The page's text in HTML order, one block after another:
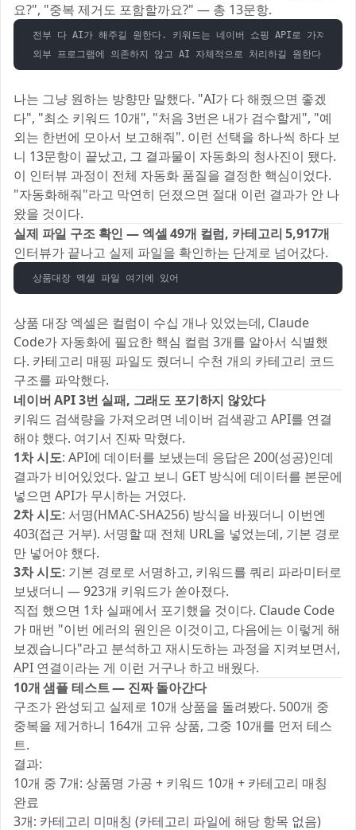
요?", "중복 제거도 포함할까요?" — 총 13문항.
전부 다 AI가 해주길 원한다. 키워드는 네이버 쇼핑 API로 가져오면
외부 프로그램에 의존하지 않고 AI 자체적으로 처리하길 원한다.
나는 그냥 원하는 방향만 말했다. "AI가 다 해줬으면 좋겠
다", "최소 키워드 10개", "처음 3번은 내가 검수할게", "예
외는 한번에 모아서 보고해줘". 이런 선택을 하나씩 하다 보
니 13문항이 끝났고, 그 결과물이 자동화의 청사진이 됐다.
이 인터뷰 과정이 전체 자동화 품질을 결정한 핵심이었다.
"자동화해줘"라고 막연히 던졌으면 절대 이런 결과가 안 나
왔을 것이다.
실제 파일 구조 확인 — 엑셀 49개 컬럼, 카테고리 5,917개
인터뷰가 끝나고 실제 파일을 확인하는 단계로 넘어갔다.
상품대장 엑셀 파일 여기에 있어
상품 대장 엑셀은 컬럼이 수십 개나 있었는데, Claude
Code가 자동화에 필요한 핵심 컬럼 3개를 알아서 식별했
다. 카테고리 매핑 파일도 줬더니 수천 개의 카테고리 코드
구조를 파악했다.
네이버 API 3번 실패, 그래도 포기하지 않았다
키워드 검색량을 가져오려면 네이버 검색광고 API를 연결
해야 했다. 여기서 진짜 막혔다.
1차 시도: API에 데이터를 보냈는데 응답은 200(성공)인데
결과가 비어있었다. 알고 보니 GET 방식에 데이터를 본문에
넣으면 API가 무시하는 거였다.
2차 시도: 서명(HMAC-SHA256) 방식을 바꿨더니 이번엔
403(접근 거부). 서명할 때 전체 URL을 넣었는데, 기본 경로
만 넣어야 했다.
3차 시도: 기본 경로로 서명하고, 키워드를 쿼리 파라미터로
보냈더니 — 923개 키워드가 쏟아졌다.
직접 했으면 1차 실패에서 포기했을 것이다. Claude Code
가 매번 "이번 에러의 원인은 이것이고, 다음에는 이렇게 해
보겠습니다"라고 분석하고 재시도하는 과정을 지켜보면서,
API 연결이라는 게 이런 거구나 하고 배웠다.
10개 샘플 테스트 — 진짜 돌아간다
구조가 완성되고 실제로 10개 상품을 돌려봤다. 500개 중
중복을 제거하니 164개 고유 상품, 그중 10개를 먼저 테스
트.
결과:
10개 중 7개: 상품명 가공 + 키워드 10개 + 카테고리 매칭
완료
3개: 카테고리 미매칭 (카테고리 파일에 해당 항목 없음)